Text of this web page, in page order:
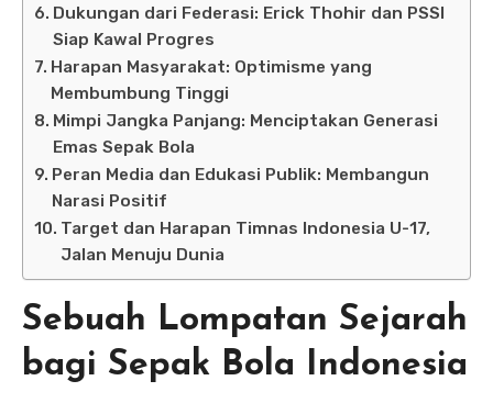
Dukungan dari Federasi: Erick Thohir dan PSSI
Siap Kawal Progres
Harapan Masyarakat: Optimisme yang
Membumbung Tinggi
Mimpi Jangka Panjang: Menciptakan Generasi
Emas Sepak Bola
Peran Media dan Edukasi Publik: Membangun
Narasi Positif
Target dan Harapan Timnas Indonesia U-17,
Jalan Menuju Dunia
Sebuah Lompatan Sejarah
bagi Sepak Bola Indonesia